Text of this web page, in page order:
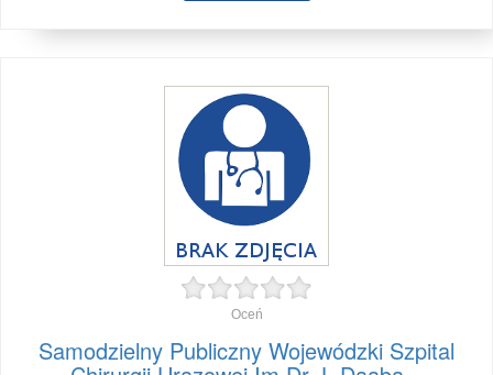
Oceń
Samodzielny Publiczny Wojewódzki Szpital